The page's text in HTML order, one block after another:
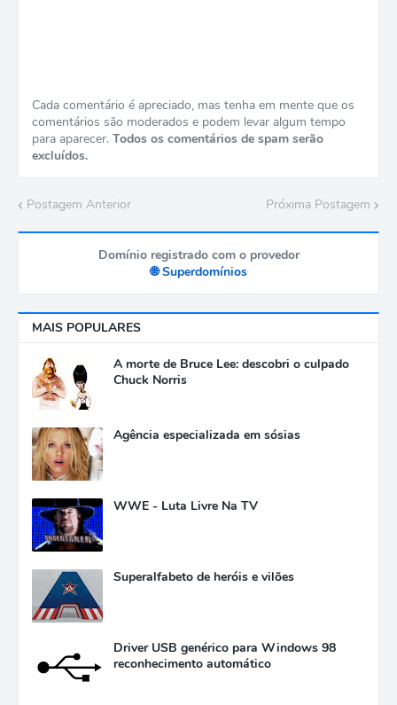
Cada comentário é apreciado, mas tenha em mente que os
comentários são moderados e podem levar algum tempo
para aparecer. Todos os comentários de spam serão
excluídos.
Postagem Anterior Próxima Postagem
Domínio registrado com o provedor
🌐 Superdomínios
MAIS POPULARES
A morte de Bruce Lee: descobri o culpado
Chuck Norris
Agência especializada em sósias
WWE - Luta Livre Na TV
Superalfabeto de heróis e vilões
Driver USB genérico para Windows 98
reconhecimento automático